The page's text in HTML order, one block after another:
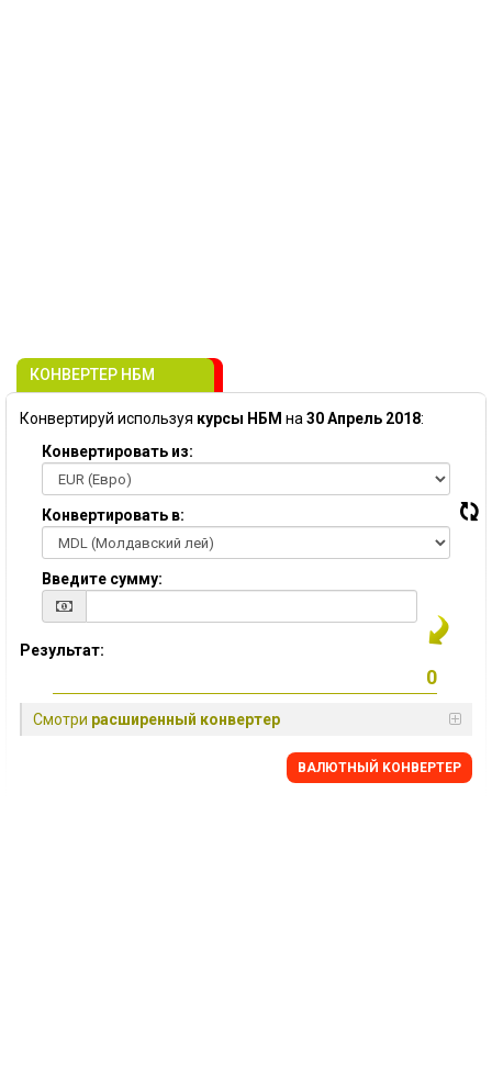
КОНВЕРТЕР НБМ
Конвертируй используя курсы НБМ на 30 Апрель 2018:
Конвертировать из:
Конвертировать в:
Введите сумму:
Результат:
Смотри расширенный конвертер
BАЛЮТНЫЙ KОНВЕРТЕР